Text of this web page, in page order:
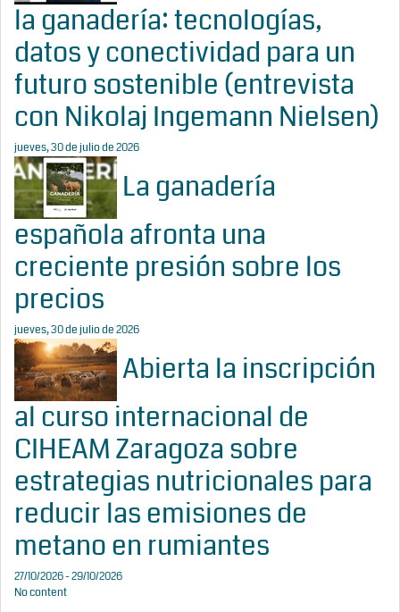
la ganadería: tecnologías,
datos y conectividad para un
futuro sostenible (entrevista
con Nikolaj Ingemann Nielsen)
jueves, 30 de julio de 2026
La ganadería
española afronta una
creciente presión sobre los
precios
jueves, 30 de julio de 2026
Abierta la inscripción
al curso internacional de
CIHEAM Zaragoza sobre
estrategias nutricionales para
reducir las emisiones de
metano en rumiantes
27/10/2026 - 29/10/2026
No content